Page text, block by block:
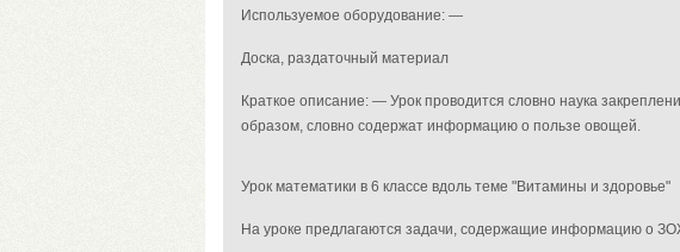
Используемое оборудование: —
Доска, раздаточный материал
Краткое описание: — Урок проводится словно наука
образом, словно содержат информацию о пользе овощей.
Урок математики в 6 классе вдоль теме "Витамины и здоровье"
На уроке предлагаются задачи, содержащие информацию о